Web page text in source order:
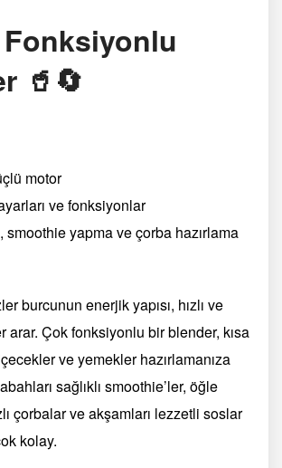
🥤🔄
motor
ve fonksiyonlar
smoothie yapma ve çorba hazırlama
burcunun enerjik yapısı, hızlı ve
arar. Çok fonksiyonlu bir blender, kısa
ve yemekler hazırlamanıza
sağlıklı smoothie’ler, öğle
çorbalar ve akşamları lezzetli soslar
kolay.